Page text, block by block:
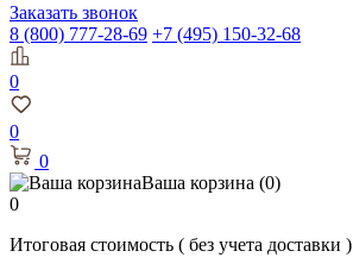
Заказать звонок
8 (800) 777-28-69 +7 (495) 150-32-68
0
0
0
Ваша корзина (0)
0
Итоговая стоимость ( без учета доставки )